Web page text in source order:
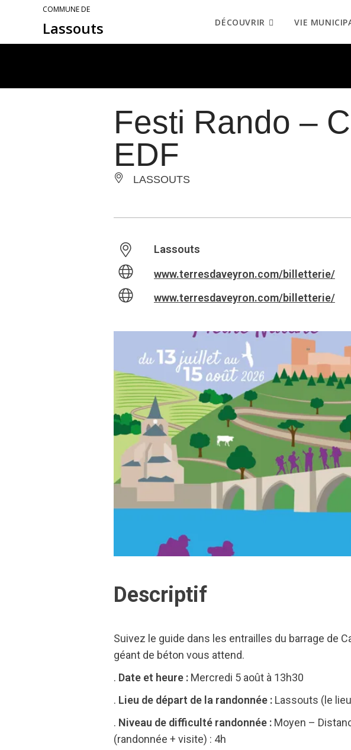
COMMUNE DE
Lassouts DÉCOUVRIR VIE
Festi Rando –
EDF
LASSOUTS
Lassouts
www.terresdaveyron.com/billetterie/
www.terresdaveyron.com/billetterie/
Descriptif
Suivez le guide dans les entrailles du barrage de
géant de béton vous attend.
. Date et heure : Mercredi 5 août à 13h30
. Lieu de départ de la randonnée : Lassouts (le
. Niveau de difficulté randonnée : Moyen –
(randonnée + visite) : 4h